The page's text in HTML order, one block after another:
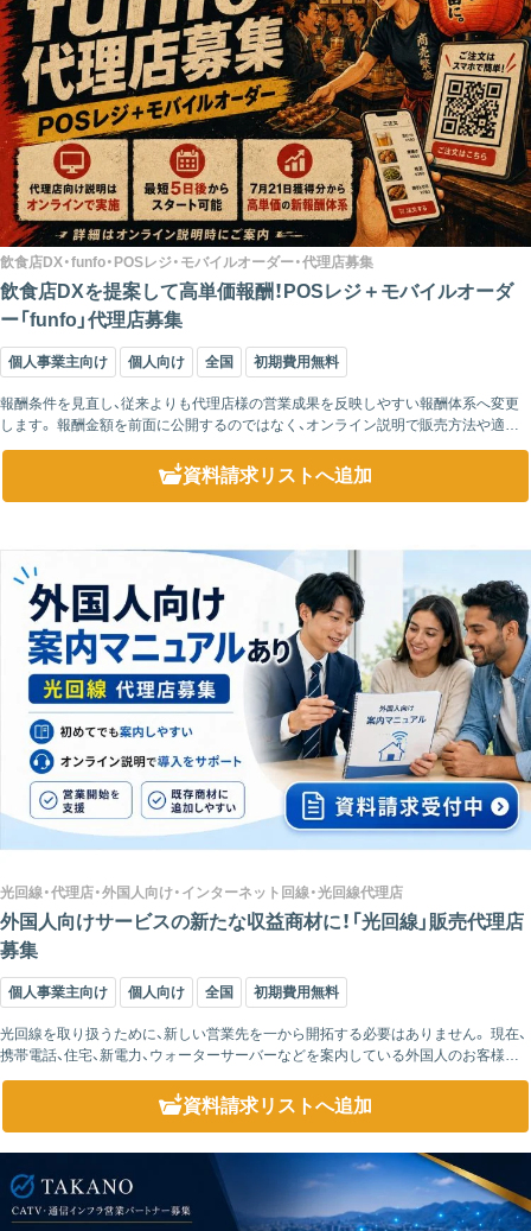
飲食店DX・funfo・POSレジ・モバイルオーダー・代理店募集
飲食店DXを提案して高単価報酬！POSレジ＋モバイルオーダ
ー「funfo」代理店募集
個人事業主向け 個人向け 全国 初期費用無料
報酬条件を見直し、従来よりも代理店様の営業成果を反映しやすい報酬体系へ変更
します。 報酬金額を前面に公開するのではなく、オンライン説明で販売方法や適用
条件とあわせて詳しくご案内します。 次のような飲食店の悩みを営業の入口...
資料請求リストへ追加
光回線・代理店・外国人向け・インターネット回線・光回線代理店
外国人向けサービスの新たな収益商材に！「光回線」販売代理店
募集
個人事業主向け 個人向け 全国 初期費用無料
光回線を取り扱うために、新しい営業先を一から開拓する必要はありません。 現在、
携帯電話、住宅、新電力、ウォーターサーバーなどを案内している外国人のお客様へ、
インターネット回線を追加提案できます。 たとえば、住宅を紹介する際に...
資料請求リストへ追加